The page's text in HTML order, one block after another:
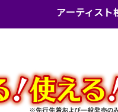
アーティスト